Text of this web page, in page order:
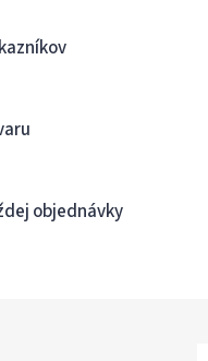
objednávky